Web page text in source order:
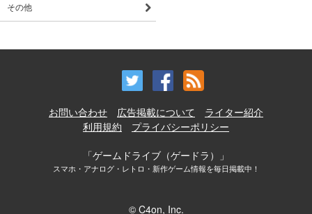
その他
お問い合わせ 広告掲載について
ライター紹介
利用規約
プライバシーポリシー
「ゲームドライブ（ゲードラ）」
スマホ・アナログ・レトロ・新作ゲーム情報を毎日掲載中！
© C4on, Inc.